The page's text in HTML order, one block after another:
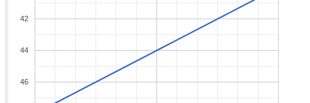
42
44
46